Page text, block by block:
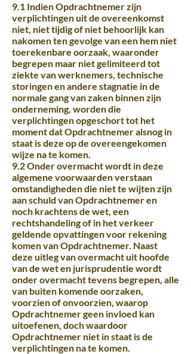
9.1 Indien Opdrachtnemer zijn
verplichtingen uit de overeenkomst
niet, niet tijdig of niet behoorlijk kan
nakomen ten gevolge van een hem niet
toerekenbare oorzaak, waaronder
begrepen maar niet gelimiteerd tot
ziekte van werknemers, technische
storingen en andere stagnatie in de
normale gang van zaken binnen zijn
onderneming, worden die
verplichtingen opgeschort tot het
moment dat Opdrachtnemer alsnog in
staat is deze op de overeengekomen
wijze na te komen.
9.2 Onder overmacht wordt in deze
algemene voorwaarden verstaan
omstandigheden die niet te wijten zijn
aan schuld van Opdrachtnemer en
noch krachtens de wet, een
rechtshandeling of in het verkeer
geldende opvattingen voor rekening
komen van Opdrachtnemer. Naast
deze uitleg van overmacht uit hoofde
van de wet en jurisprudentie wordt
onder overmacht tevens begrepen, alle
van buiten komende oorzaken,
voorzien of onvoorzien, waarop
Opdrachtnemer geen invloed kan
uitoefenen, doch waardoor
Opdrachtnemer niet in staat is de
verplichtingen na te komen.